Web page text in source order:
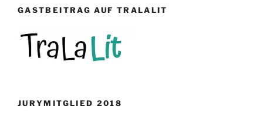
GASTBEITRAG AUF TRALALIT
JURYMITGLIED 2018